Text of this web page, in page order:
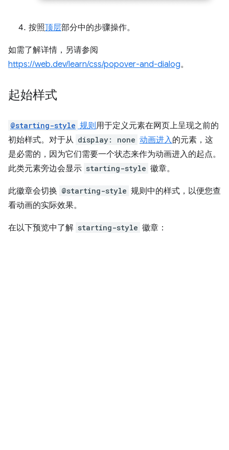
按照顶层部分中的步骤操作。
如需了解详情，另请参阅
https://web.dev/learn/css/popover-and-dialog。
起始样式
@starting-style 规则用于定义元素在网页上呈现之前的
初始样式。对于从 display: none 动画进入的元素，这
是必需的，因为它们需要一个状态来作为动画进入的起点。
此类元素旁边会显示 starting-style 徽章。
此徽章会切换 @starting-style 规则中的样式，以便您查
看动画的实际效果。
在以下预览中了解 starting-style 徽章：